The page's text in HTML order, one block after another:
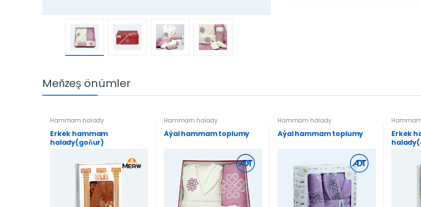
Meňzeş önümler
Hammam halady
Erkek hammam
halady(goňur)
Hammam halady
Aýal hammam toplumy
Hammam halady
Aýal hammam toplumy
Erkek